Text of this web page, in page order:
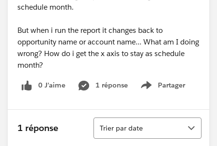
schedule month.
But when i run the report it changes back to
opportunity name or account name... What am I doing
wrong? How do i get the x axis to stay as schedule
month?
0 J’aime 1 réponse Partager
Show menu
1 réponse
Tri
Trier par date